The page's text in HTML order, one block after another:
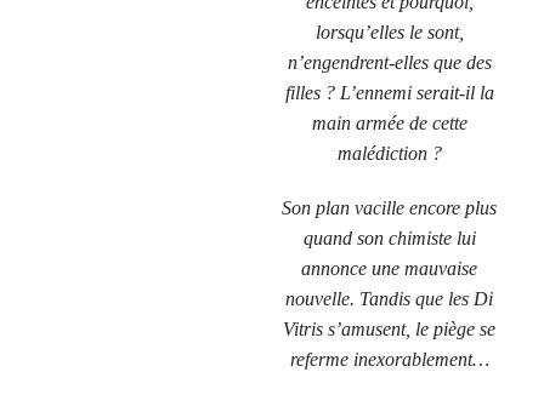
lorsqu’elles le sont,
n’engendrent-elles que des
filles ? L’ennemi serait-il la
main armée de cette
malédiction ?
Son plan vacille encore plus
quand son chimiste lui
annonce une mauvaise
nouvelle. Tandis que les Di
Vitris s’amusent, le piège se
referme inexorablement…